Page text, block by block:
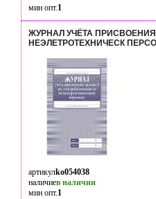
мин опт.1
ЖУРНАЛ УЧЁТА ПРИСВОЕНИЯ
НЕЭЛЕТРОТЕХНИЧЕСК
артикулko054038
наличиев наличии
мин опт.1